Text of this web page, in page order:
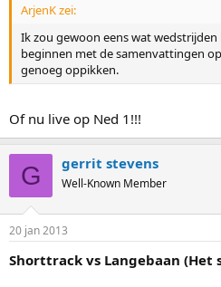
ArjenK zei:
Ik zou gewoon eens wat
beginnen met de samenvattingen
genoeg oppikken.
Of nu live op Ned 1!!!
G gerrit stevens
Well-Known Member
20 jan 2013
Shorttrack vs Langebaan (Het